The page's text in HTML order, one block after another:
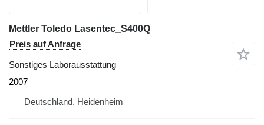
Mettler Toledo Lasentec_S400Q
Preis auf Anfrage
Sonstiges Laborausstattung
2007
Deutschland, Heidenheim